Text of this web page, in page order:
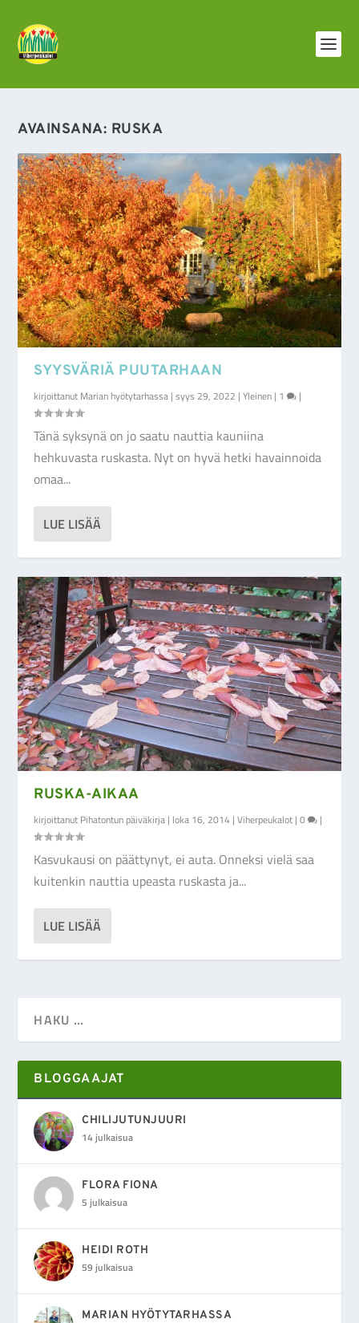
AVAINSANA: RUSKA
SYYSVÄRIÄ PUUTARHAAN
kirjoittanut Marian hyötytarhassa |syys 29, 2022 |Yleinen | 1 |
Tänä syksynä on jo saatu nauttia kauniina
hehkuvasta ruskasta. Nyt on hyvä hetki havainnoida
omaa...
LUE LISÄÄ
RUSKA-AIKAA
kirjoittanut Pihatontun päiväkirja | loka 16, 2014 |Viherpeukalot |0 |
Kasvukausi on päättynyt, ei auta. Onneksi vielä saa
kuitenkin nauttia upeasta ruskasta ja...
LUE LISÄÄ
BLOGGAAJAT
CHILIJUTUNJUURI
14 julkaisua
FLORA FIONA
5 julkaisua
HEIDI ROTH
59 julkaisua
MARIAN HYÖTYTARHASSA